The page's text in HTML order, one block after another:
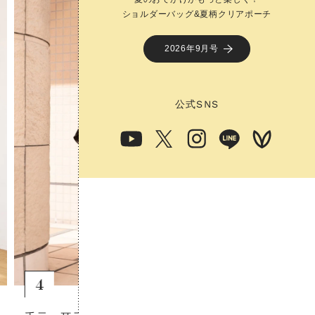
5
ショルダーバッグ&夏柄クリアポーチ
2026年9月号
公式SNS
ショルダーバッグ&夏柄クリアポーチ
2026年9月号
公式SNS